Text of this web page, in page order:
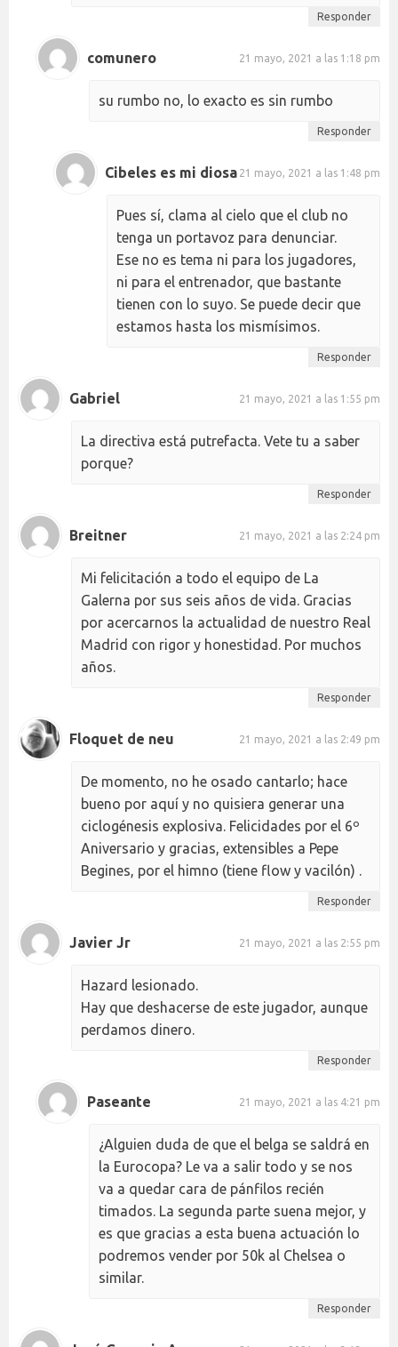
Responder
comunero 21 mayo, 2021 a las 1:18 pm
su rumbo no, lo exacto es sin rumbo
Responder
Cibeles es mi diosa 21 mayo, 2021 a las 1:48 pm
Pues sí, clama al cielo que el club no
tenga un portavoz para denunciar.
Ese no es tema ni para los jugadores,
ni para el entrenador, que bastante
tienen con lo suyo. Se puede decir que
estamos hasta los mismísimos.
Responder
Gabriel 21 mayo, 2021 a las 1:55 pm
La directiva está putrefacta. Vete tu a saber
porque?
Responder
Breitner 21 mayo, 2021 a las 2:24 pm
Mi felicitación a todo el equipo de La
Galerna por sus seis años de vida. Gracias
por acercarnos la actualidad de nuestro Real
Madrid con rigor y honestidad. Por muchos
años.
Responder
Floquet de neu 21 mayo, 2021 a las 2:49 pm
De momento, no he osado cantarlo; hace
bueno por aquí y no quisiera generar una
ciclogénesis explosiva. Felicidades por el 6º
Aniversario y gracias, extensibles a Pepe
Begines, por el himno (tiene flow y vacilón) .
Responder
Javier Jr 21 mayo, 2021 a las 2:55 pm
Hazard lesionado.
Hay que deshacerse de este jugador, aunque
perdamos dinero.
Responder
Paseante 21 mayo, 2021 a las 4:21 pm
¿Alguien duda de que el belga se saldrá en
la Eurocopa? Le va a salir todo y se nos
va a quedar cara de pánfilos recién
timados. La segunda parte suena mejor, y
es que gracias a esta buena actuación lo
podremos vender por 50k al Chelsea o
similar.
Responder